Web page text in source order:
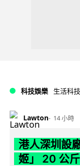
科技娛樂 生活科技
Lawton 14 小時
港人深圳設
姬」 20 公